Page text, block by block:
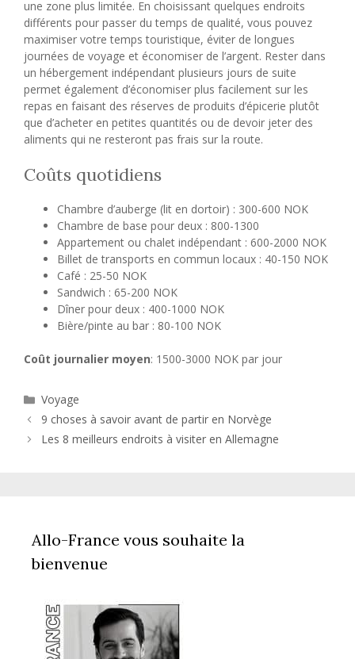
une zone plus limitée. En choisissant quelques endroits
différents pour passer du temps de qualité, vous pouvez
maximiser votre temps touristique, éviter de longues
journées de voyage et économiser de l’argent. Rester dans
un hébergement indépendant plusieurs jours de suite
permet également d’économiser plus facilement sur les
repas en faisant des réserves de produits d’épicerie plutôt
que d’acheter en petites quantités ou de devoir jeter des
aliments qui ne resteront pas frais sur la route.
Coûts quotidiens
Chambre d’auberge (lit en dortoir) : 300-600 NOK
Chambre de base pour deux : 800-1300
Appartement ou chalet indépendant : 600-2000 NOK
Billet de transports en commun locaux : 40-150 NOK
Café : 25-50 NOK
Sandwich : 65-200 NOK
Dîner pour deux : 400-1000 NOK
Bière/pinte au bar : 80-100 NOK
Coût journalier moyen: 1500-3000 NOK par jour
Catégories
Voyage
9 choses à savoir avant de partir en Norvège
Les 8 meilleurs endroits à visiter en Allemagne
Allo-France vous souhaite la
bienvenue